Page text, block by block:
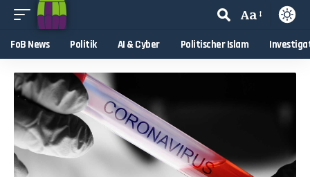
Aa
FoB News Politik AI & Cyber Politischer Islam